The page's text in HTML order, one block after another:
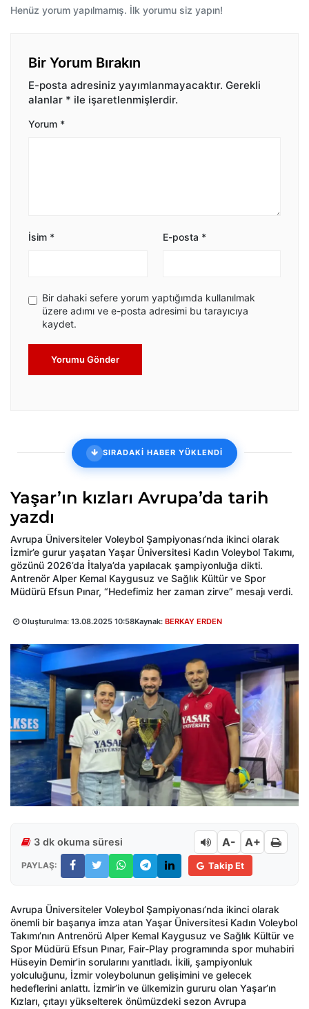
Henüz yorum yapılmamış. İlk yorumu siz yapın!
Bir Yorum Bırakın
E-posta adresiniz yayımlanmayacaktır. Gerekli
alanlar * ile işaretlenmişlerdir.
Yorum *
İsim * E-posta *
Bir dahaki sefere yorum yaptığımda kullanılmak
üzere adımı ve e-posta adresimi bu tarayıcıya
kaydet.
Yorumu Gönder
SIRADAKİ HABER YÜKLENDİ
Yaşar’ın kızları Avrupa’da tarih
yazdı
Avrupa Üniversiteler Voleybol Şampiyonası’nda ikinci olarak
İzmir’e gurur yaşatan Yaşar Üniversitesi Kadın Voleybol Takımı,
gözünü 2026’da İtalya’da yapılacak şampiyonluğa dikti.
Antrenör Alper Kemal Kaygusuz ve Sağlık Kültür ve Spor
Müdürü Efsun Pınar, “Hedefimiz her zaman zirve” mesajı verdi.
Oluşturulma: 13.08.2025 10:58Kaynak: BERKAY ERDEN
3 dk okuma süresi A- A+
PAYLAŞ: Takip Et
Avrupa Üniversiteler Voleybol Şampiyonası’nda ikinci olarak
önemli bir başarıya imza atan Yaşar Üniversitesi Kadın Voleybol
Takımı’nın Antrenörü Alper Kemal Kaygusuz ve Sağlık Kültür ve
Spor Müdürü Efsun Pınar, Fair-Play programında spor muhabiri
Hüseyin Demir’in sorularını yanıtladı. İkili, şampiyonluk
yolculuğunu, İzmir voleybolunun gelişimini ve gelecek
hedeflerini anlattı. İzmir’in ve ülkemizin gururu olan Yaşar’ın
Kızları, çıtayı yükselterek önümüzdeki sezon Avrupa